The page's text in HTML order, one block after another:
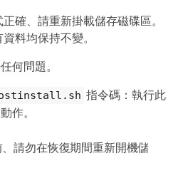
確、請重新掛載儲存磁碟區。
料均保持不變。
何問題。
指令碼：執行此
作。
請勿在恢復期間重新開機儲